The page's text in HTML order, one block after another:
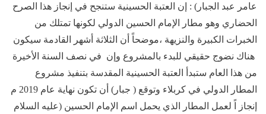
عامر عبد الجبار) : إن العتبة الحسينية ستنجح في إنجاز هذا الصرح
الحضاري وهو مطار الإمام الحسين الدولي لكونها تمتلك من
الخبرات الكبيرة والنزيهة ،موضحاً أن الثلاثة أشهر القادمة سيكون
هناك نضوج حقيقي للبدء بالمشروع وإن في نصف السنة الأخيرة
من هذا العام ستبدأ العتبة الحسينية المقدسة بتنفيذ مشروع
المطار الدولي في كربلاء وتوقع ( جبار) أن تكون نهاية عام 2019 م
إنجاز اً لعمل المطار الذي يحمل اسم الإمام الحسين (عليه السلام